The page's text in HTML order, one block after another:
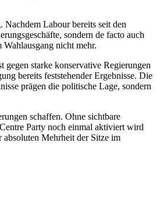
Nachdem Labour bereits seit den
sondern de facto auch
nicht mehr.
gegen starke konservative Regierungen
bereits feststehender Ergebnisse. Die
prägen die politische Lage, sondern
schaffen. Ohne sichtbare
Party noch einmal aktiviert wird
Mehrheit der Sitze im